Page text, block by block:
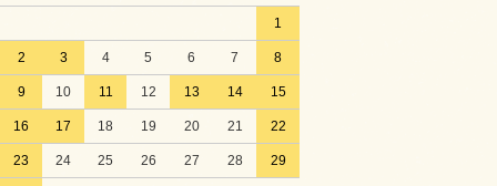
1
2 3 4 5 6 7 8
9 10 11 12 13 14 15
16 17 18 19 20 21 22
23 24 25 26 27 28 29